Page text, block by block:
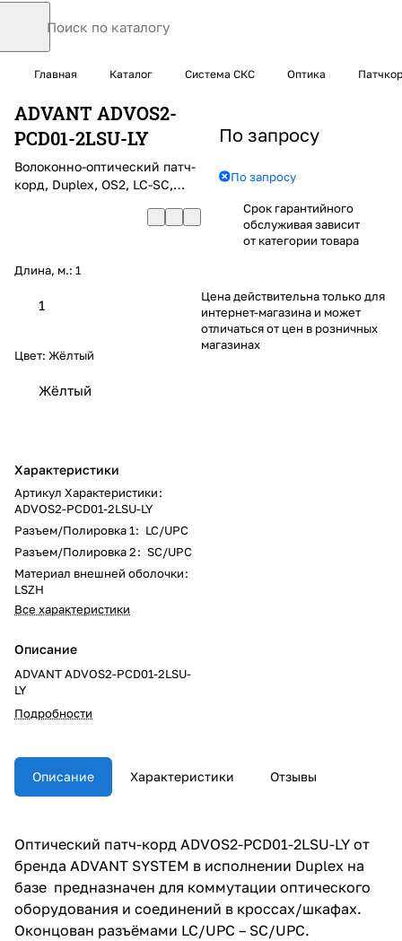
Главная Каталог Система СКС Оптика
ADVANT ADVOS2-
PCD01-2LSU-LY
Волоконно-оптический патч-
корд, Duplex, OS2, LC-SC,
Длина, м.: 1
1
Цвет: Жёлтый
Жёлтый
Характеристики
Артикул Характеристики:
ADVOS2-PCD01-2LSU-LY
Разъем/Полировка 1: LC/UPC
Разъем/Полировка 2: SC/UPC
Материал внешней оболочки:
LSZH
Все характеристики
Описание
ADVANT ADVOS2-PCD01-2LSU-
LY
Подробности
По запросу
По запросу
Срок гарантийного
обслуживая зависит
от категории товара
Цена действительна только для
интернет-магазина и может
отличаться от цен в розничных
магазинах
Описание Характеристики Отзывы
Оптический патч-корд ADVOS2-PCD01-2LSU-LY от
бренда ADVANT SYSTEM в исполнении Duplex на
базе предназначен для коммутации оптического
оборудования и соединений в кроссах/шкафах.
Оконцован разъёмами LC/UPC – SC/UPC.